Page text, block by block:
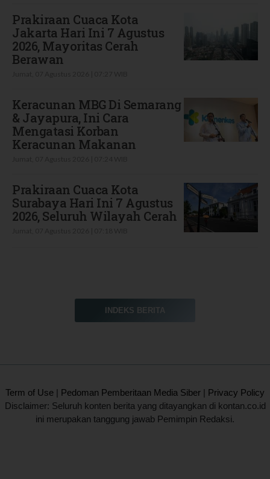
Prakiraan Cuaca Kota
Jakarta Hari Ini 7 Agustus
2026, Mayoritas Cerah
Berawan
Keracunan MBG Di Semarang
& Jayapura, Ini Cara
Mengatasi Korban
Keracunan Makanan
Prakiraan Cuaca Kota
Surabaya Hari Ini 7 Agustus
2026, Seluruh Wilayah Cerah
INDEKS BERITA
Term of Use Pedoman Pemberitaan Media Siber
Privacy Policy
Disclaimer: Seluruh konten berita yang ditayangkan di kontan.co.id
ini merupakan tanggung jawab Pemimpin Redaksi.